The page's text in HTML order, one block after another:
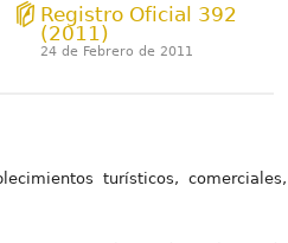
Registro Oficial 392
(2011)
24 de Febrero de 2011
turísticos, comerciales,